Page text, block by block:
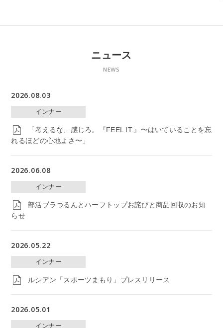
ニュース
NEWS
2026.08.03
インナー
「考えるな、感じろ。『FEEL IT.』〜はいていることを忘
れるほどの心地よさ〜」
2026.06.08
インナー
部活ブラつるんとハーフトップお詫びと商品回収のお知
らせ
2026.05.22
インナー
ルシアン「スポーツまもり」プレスリリース
2026.05.01
インナー